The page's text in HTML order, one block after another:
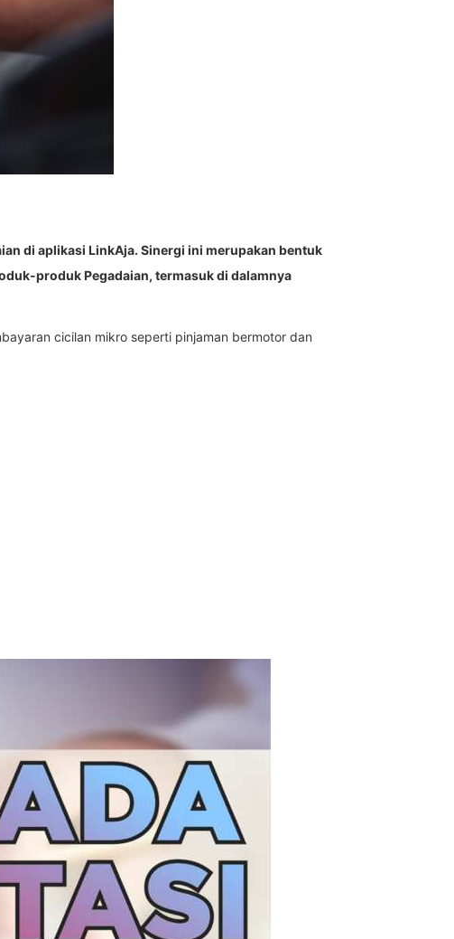
di aplikasi LinkAja. Sinergi ini merupakan bentuk
produk Pegadaian, termasuk di dalamnya
cicilan mikro seperti pinjaman bermotor dan